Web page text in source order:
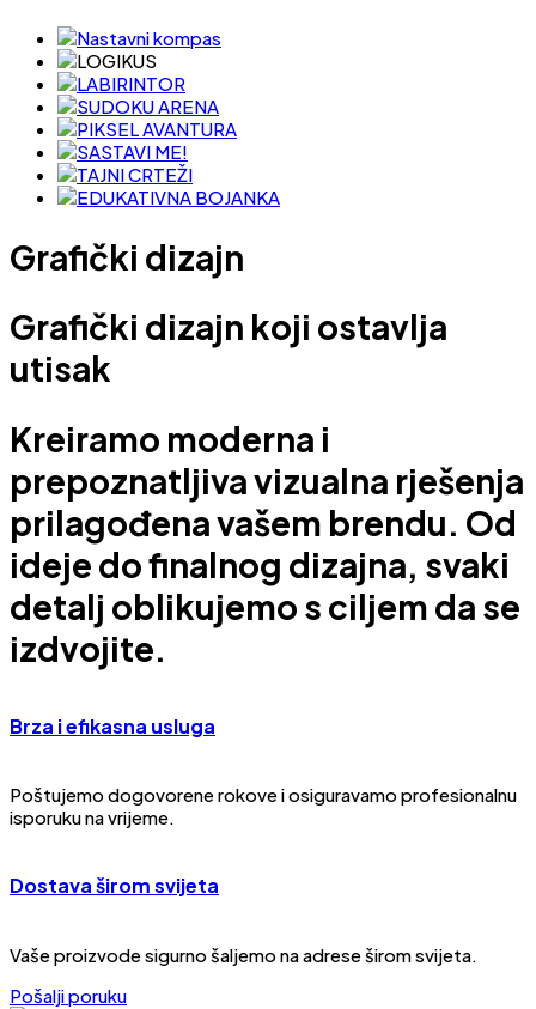
Grafički dizajn
Grafički dizajn koji ostavlja
utisak
Kreiramo moderna i
prepoznatljiva vizualna rješenja
prilagođena vašem brendu. Od
ideje do finalnog dizajna, svaki
detalj oblikujemo s ciljem da se
izdvojite.
Brza i efikasna usluga
Poštujemo dogovorene rokove i osiguravamo profesionalnu
isporuku na vrijeme.
Dostava širom svijeta
Vaše proizvode sigurno šaljemo na adrese širom svijeta.
Pošalji poruku